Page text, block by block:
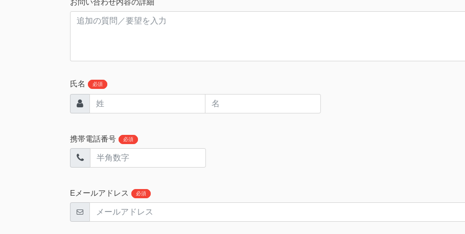
お問い合わせ内容の詳細
氏名 必須
携帯電話番号 必須
Eメールアドレス 必須